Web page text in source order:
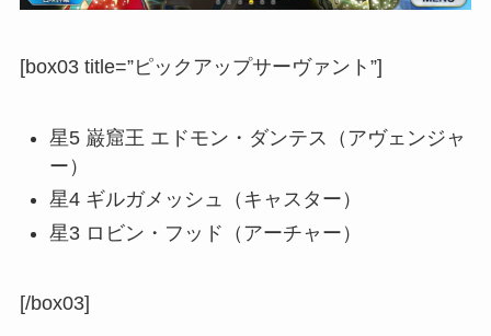
[box03 title=”ピックアップサーヴァント”]
星5 巌窟王 エドモン・ダンテス（アヴェンジャ
ー）
星4 ギルガメッシュ（キャスター）
星3 ロビン・フッド（アーチャー）
[/box03]